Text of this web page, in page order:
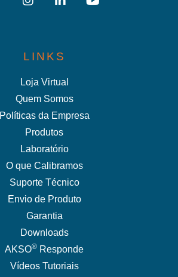
LINKS
Loja Virtual
Quem Somos
Políticas da Empresa
Produtos
Laboratório
O que Calibramos
Suporte Técnico
Envio de Produto
Garantia
Downloads
AKSO® Responde
Vídeos Tutoriais